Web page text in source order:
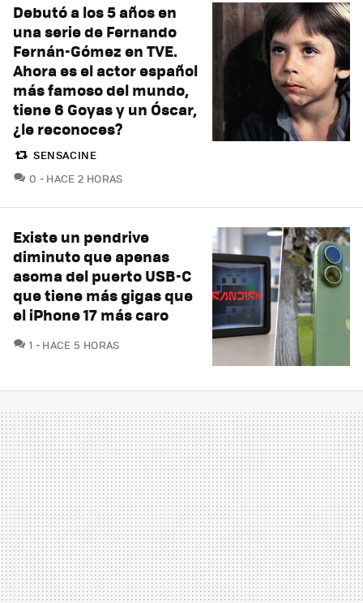
Debutó a los 5 años en
una serie de Fernando
Fernán-Gómez en TVE.
Ahora es el actor español
más famoso del mundo,
tiene 6 Goyas y un Óscar,
¿le reconoces?
SENSACINE
0 COMENTARIOS
HACE 2 HORAS
Existe un pendrive
diminuto que apenas
asoma del puerto USB-C
que tiene más gigas que
el iPhone 17 más caro
1 COMENTARIOS
HACE 5 HORAS